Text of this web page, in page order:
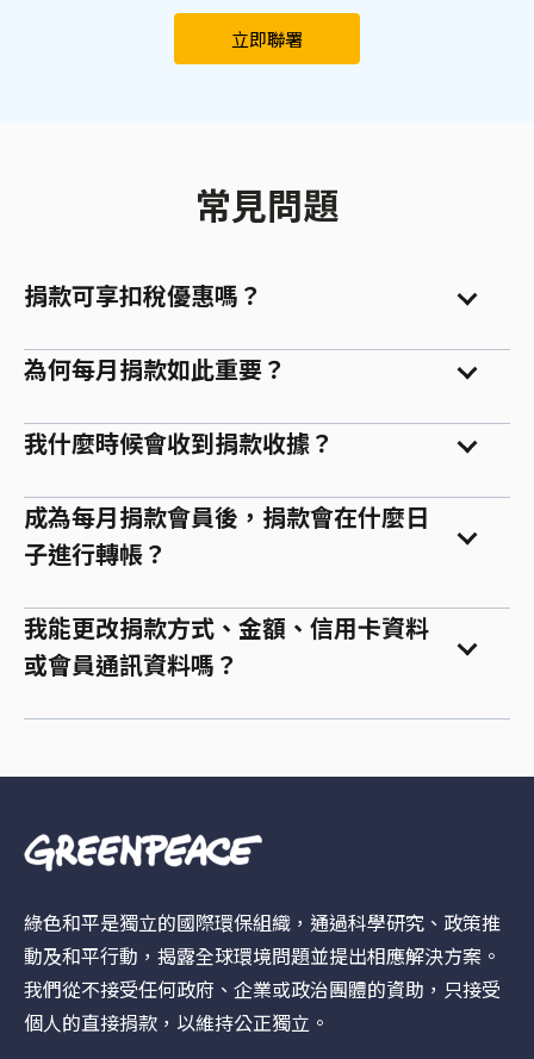
立即聯署
常見問題
捐款可享扣稅優惠嗎？
為何每月捐款如此重要？
我什麼時候會收到捐款收據？
成為每月捐款會員後，捐款會在什麼日
子進行轉帳？
我能更改捐款方式、金額、信用卡資料
或會員通訊資料嗎？
綠色和平是獨立的國際環保組織，通過科學研究、政策推
動及和平行動，揭露全球環境問題並提出相應解決方案。
我們從不接受任何政府、企業或政治團體的資助，只接受
個人的直接捐款，以維持公正獨立。